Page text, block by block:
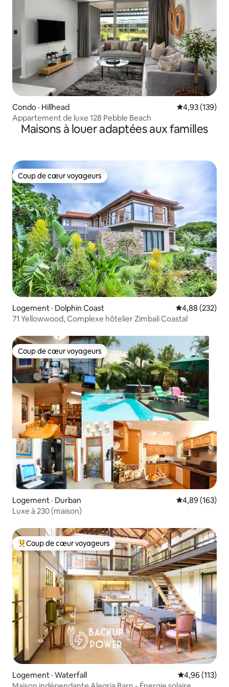
Condo · Hillhead Note
4,93 (139)
Appartement de luxe 128 Pebble Beach
Maisons à louer adaptées aux familles
Coup de cœur voyageurs
Coup de cœur voyageurs
Logement · Dolphin Coast Note
4,88 (232)
71 Yellowwood, Complexe hôtelier Zimbali Coastal
Coup de cœur voyageurs
Coup de cœur voyageurs
Logement · Durban Note
4,89 (163)
Luxe à 230 (maison)
Coup de cœur voyageurs parmi les plus aimés
Coup de cœur voyageurs
Logement · Waterfall Note
4,96 (113)